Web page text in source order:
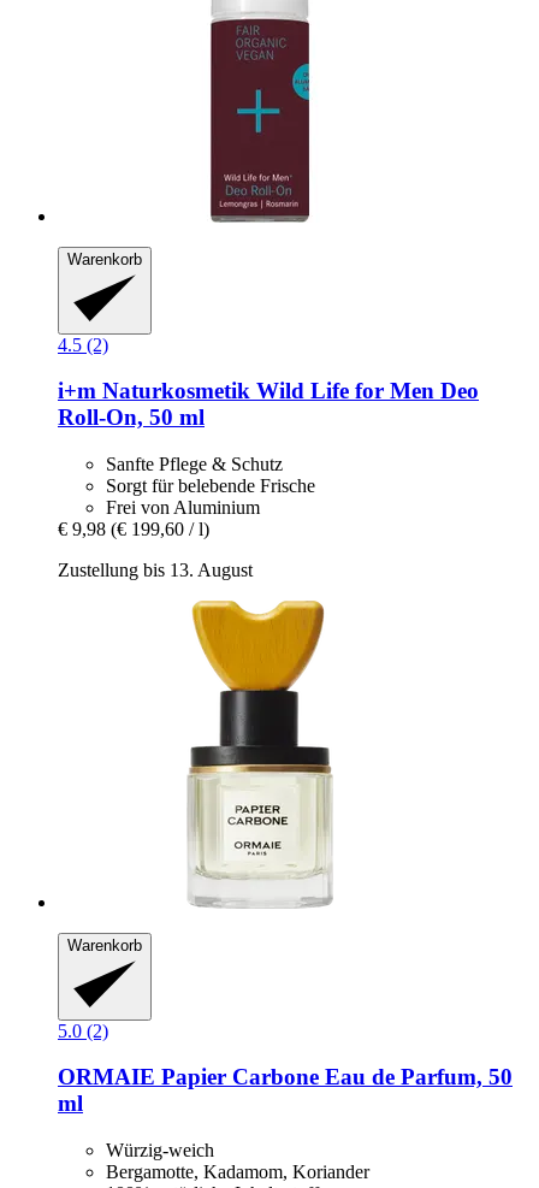
Warenkorb
4.5 (2)
i+m Naturkosmetik Wild Life for Men Deo
Roll-​On, 50 ml
Sanfte Pflege & Schutz
Sorgt für belebende Frische
Frei von Aluminium
€ 9,98 (€ 199,60 / l)
Zustellung bis 13. August
Warenkorb
5.0 (2)
ORMAIE Papier Carbone Eau de Parfum, 50
ml
Würzig-weich
Bergamotte, Kadamom, Koriander